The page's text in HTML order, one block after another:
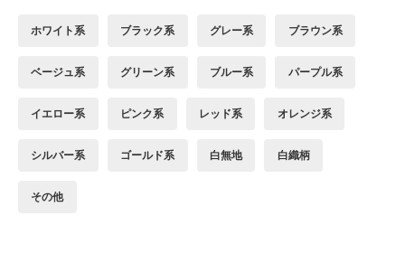
ホワイト系 ブラック系 グレー系 ブラウン系
ベージュ系 グリーン系 ブルー系 パープル系
イエロー系 ピンク系 レッド系 オレンジ系
シルバー系 ゴールド系 白無地 白織柄
その他